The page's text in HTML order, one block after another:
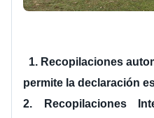
1. Recopilaciones
permite la declaración
2. Recopilaciones